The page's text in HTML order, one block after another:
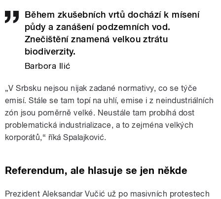
Během zkušebních vrtů dochází k mísení
půdy a zanášení podzemních vod.
Znečištění znamená velkou ztrátu
biodiverzity.
Barbora Ilić
„V Srbsku nejsou nijak zadané normativy, co se týče
emisí. Stále se tam topí na uhlí, emise i z neindustriálních
zón jsou poměrně velké. Neustále tam probíhá dost
problematická industrializace, a to zejména velkých
korporátů,“ říká Spalajković.
Referendum, ale hlasuje se jen někde
Prezident Aleksandar Vučić už po masivních protestech